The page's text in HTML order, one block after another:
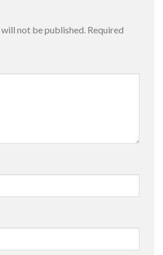
not be published. Required